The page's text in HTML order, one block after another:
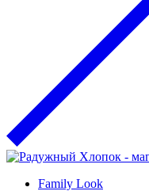
Family Look